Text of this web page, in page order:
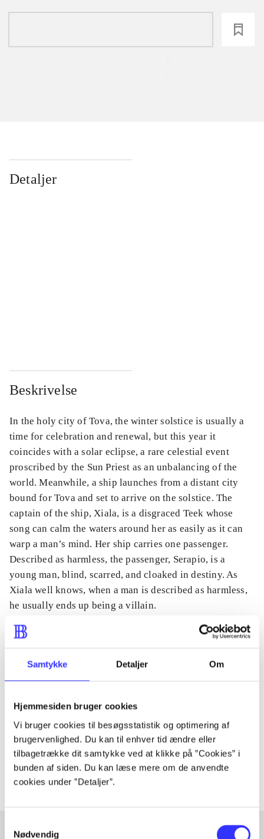
Samtykke Detaljer Om
Hjemmesiden bruger cookies
Vi bruger cookies til besøgsstatistik og optimering af
brugervenlighed. Du kan til enhver tid ændre eller
tilbagetrække dit samtykke ved at klikke på ”Cookies” i
bunden af siden. Du kan læse mere om de anvendte
cookies under ”Detaljer”.
Nødvendig
Detaljer
Beskrivelse
In the holy city of Tova, the winter solstice is usually a
time for celebration and renewal, but this year it
coincides with a solar eclipse, a rare celestial event
proscribed by the Sun Priest as an unbalancing of the
world. Meanwhile, a ship launches from a distant city
bound for Tova and set to arrive on the solstice. The
captain of the ship, Xiala, is a disgraced Teek whose
song can calm the waters around her as easily as it can
warp a man’s mind. Her ship carries one passenger.
Described as harmless, the passenger, Serapio, is a
young man, blind, scarred, and cloaked in destiny. As
Xiala well knows, when a man is described as harmless,
he usually ends up being a villain.
Tidsskrift
lorem ipsum dolor sit amet ...
Tidsskrift
Artiklerne i handler ofte om